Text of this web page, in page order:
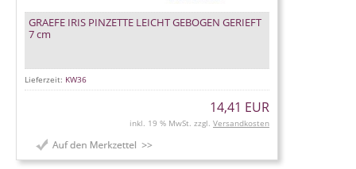
GRAEFE IRIS PINZETTE LEICHT GEBOGEN GERIEFT
7 cm
Lieferzeit: KW36
14,41 EUR
inkl. 19 % MwSt. zzgl. Versandkosten